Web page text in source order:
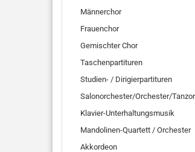
Männerchor
Frauenchor
Gemischter Chor
Taschenpartituren
Studien- / Dirigierpartituren
Salonorchester/Orchester/
Klavier-Unterhaltungsmusik
Mandolinen-Quartett / Orchester
Akkordeon